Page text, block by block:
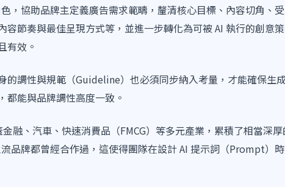
，協助品牌主定義廣告需求範疇，釐清核心目標、內容切角、
節奏與最佳呈現方式等，並進一步轉化為可被 AI 執行的創意
有效。
的調性與規範（Guideline）也必須同步納入考量，才能確保生
都能與品牌調性高度一致。
融、汽車、快速消費品（FMCG）等多元產業，累積了相當深
品牌都曾經合作過，這使得團隊在設計 AI 提示詞（Prompt）